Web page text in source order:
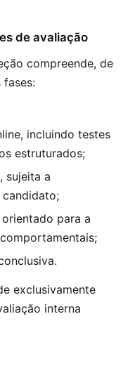
de avaliação
compreende, de
fases:
incluindo testes
estruturados;
sujeita a
para a
exclusivamente
interna